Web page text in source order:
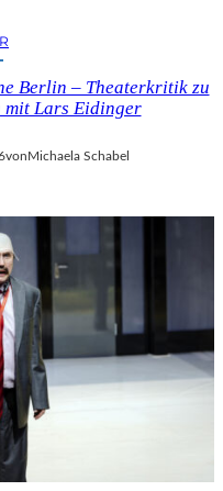
Berlin – Theaterkritik zu
mit Lars Eidinger
von Michaela Schabel